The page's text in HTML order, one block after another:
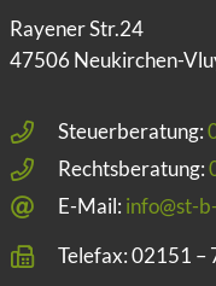
Rayener Str.24
47506 Neukirchen-
Steuerberatung:
Rechtsberatung:
E-Mail: info@st-
Telefax: 02151 –